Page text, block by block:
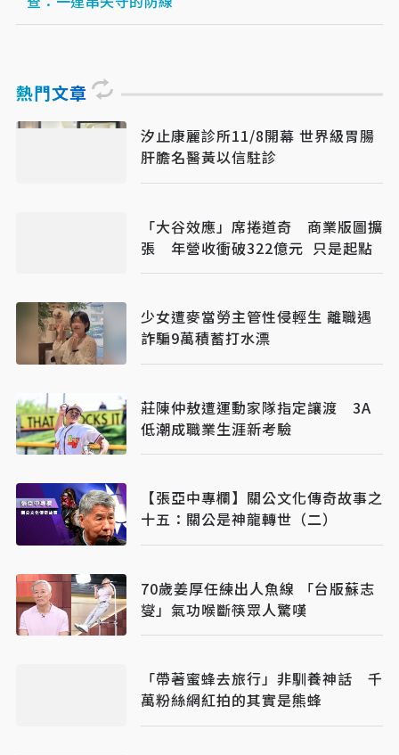
熱門文章
汐止康麗診所11/8開幕 世界級胃腸
肝膽名醫黃以信駐診
「大谷效應」席捲道奇 商業版圖擴
張 年營收衝破322億元 只是起點
少女遭麥當勞主管性侵輕生 離職遇
詐騙9萬積蓄打水漂
莊陳仲敖遭運動家隊指定讓渡 3A
低潮成職業生涯新考驗
【張亞中專欄】關公文化傳奇故事之
十五：關公是神龍轉世（二）
70歲姜厚任練出人魚線 「台版蘇志
燮」氣功喉斷筷眾人驚嘆
「帶著蜜蜂去旅行」非馴養神話 千
萬粉絲網紅拍的其實是熊蜂